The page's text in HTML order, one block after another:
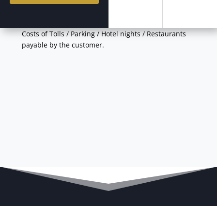
Costs of Tolls / Parking / Hotel nights / Restaurants
payable by the customer.